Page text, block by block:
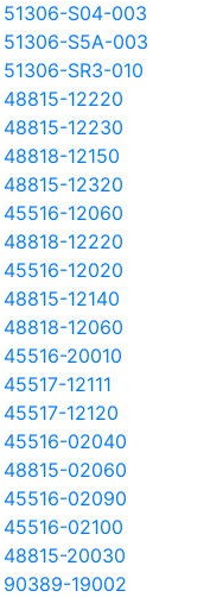
51306-S04-003
51306-S5A-003
SR3-010
12220
12230
12150
12320
12060
12220
12020
12140
12060
20010
12111
12120
45516-02040
48815-02060
45516-02090
02100
48815-20030
90389-19002